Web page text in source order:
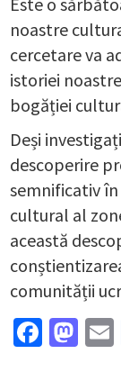
noastre
cercetare va
istoriei
bogăției
Deși
descoperire
semnificativ
cultural al
această
comunității